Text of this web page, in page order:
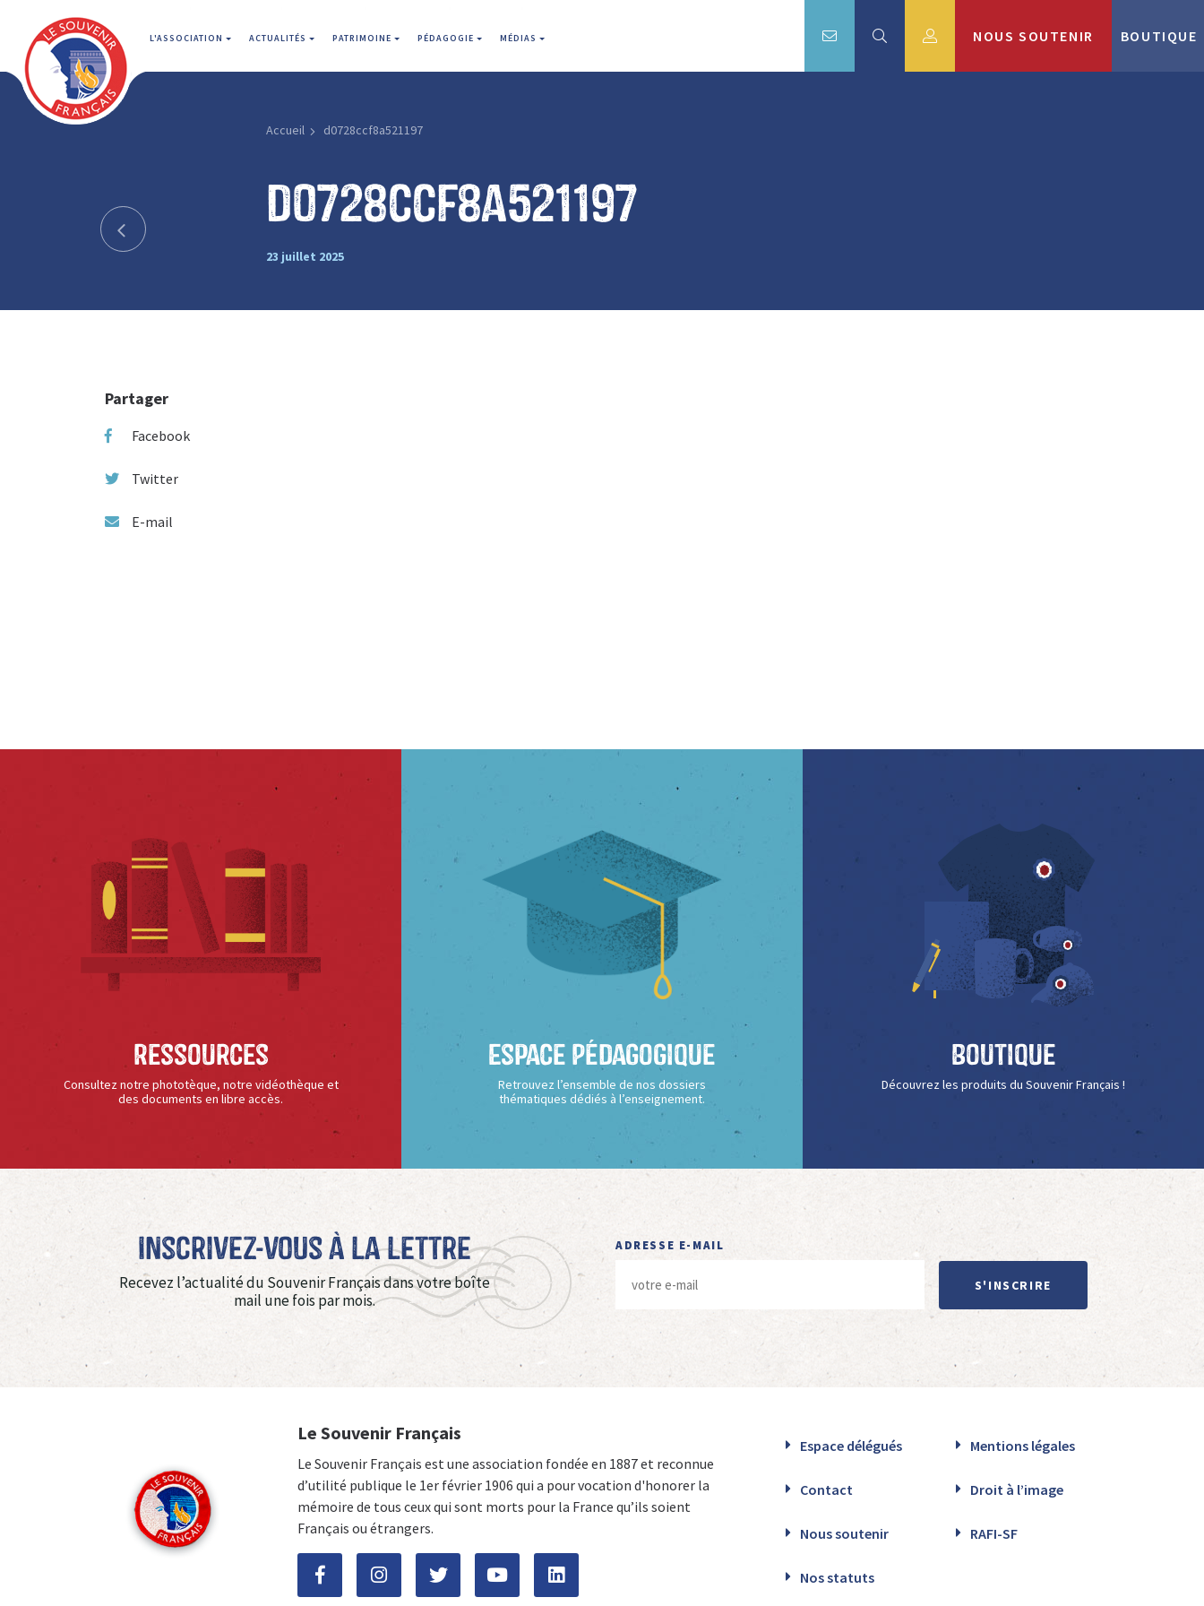
L'ASSOCIATION ACTUALITÉS PATRIMOINE PÉDAGOGIE MÉDIAS NOUS SOUTENIR BOUTIQUE
Accueil d0728ccf8a521197
d0728ccf8a521197
23 juillet 2025
Partager
Facebook
Twitter
E-mail
Ressources
Consultez notre phototèque, notre vidéothèque et
des documents en libre accès.
Espace Pédagogique
Retrouvez l’ensemble de nos dossiers
thématiques dédiés à l’enseignement.
Boutique
Découvrez les produits du Souvenir Français !
Inscrivez-vous à La Lettre
Recevez l’actualité du Souvenir Français dans votre boîte
mail une fois par mois.
ADRESSE E-MAIL
S'INSCRIRE
Le Souvenir Français
Le Souvenir Français est une association fondée en 1887 et reconnue
d’utilité publique le 1er février 1906 qui a pour vocation d'honorer la
mémoire de tous ceux qui sont morts pour la France qu’ils soient
Français ou étrangers.
Espace délégués Mentions légales
Contact Droit à l’image
Nous soutenir RAFI-SF
Nos statuts